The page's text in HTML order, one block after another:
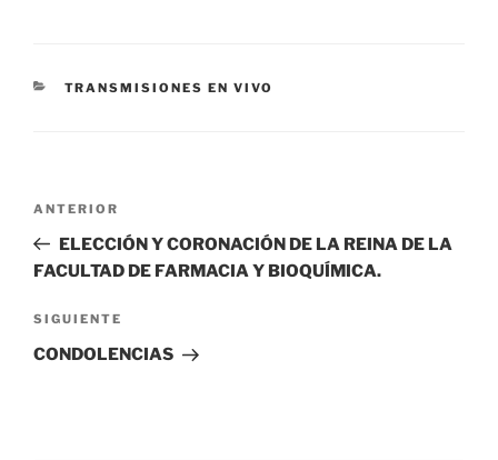
CATEGORÍAS
TRANSMISIONES EN VIVO
entradas
Entrada
anterior:
ANTERIOR
ELECCIÓN Y CORONACIÓN DE LA REINA DE LA
FACULTAD DE FARMACIA Y BIOQUÍMICA.
Siguiente
entrada
SIGUIENTE
CONDOLENCIAS